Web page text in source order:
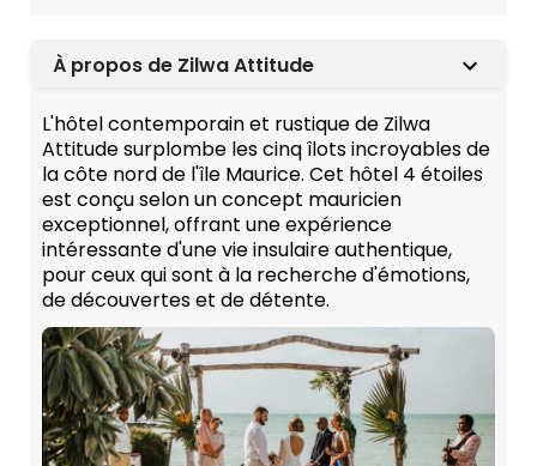
À propos de Zilwa Attitude
L'hôtel contemporain et rustique de Zilwa
Attitude surplombe les cinq îlots incroyables de
la côte nord de l'île Maurice. Cet hôtel 4 étoiles
est conçu selon un concept mauricien
exceptionnel, offrant une expérience
intéressante d'une vie insulaire authentique,
pour ceux qui sont à la recherche d'émotions,
de découvertes et de détente.